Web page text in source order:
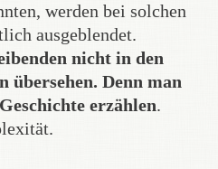
werden bei solchen
ausgeblendet.
nicht in den
übersehen. Denn man
Geschichte erzählen.